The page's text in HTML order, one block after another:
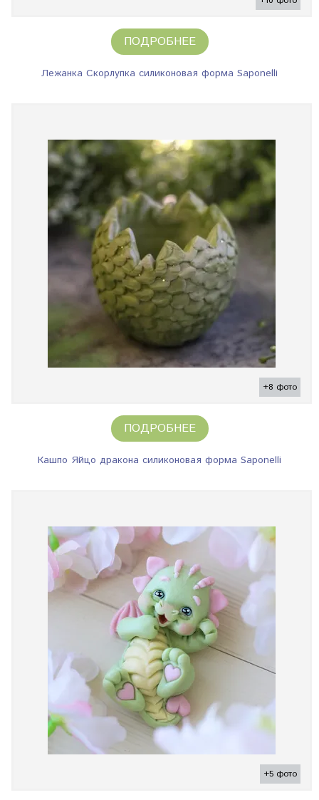
ПОДРОБНЕЕ
Лежанка Скорлупка силиконовая форма Saponelli
+8 фото
ПОДРОБНЕЕ
Кашпо Яйцо дракона силиконовая форма Saponelli
+5 фото